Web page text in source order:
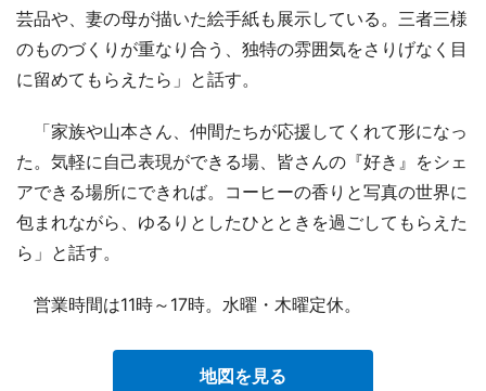
芸品や、妻の母が描いた絵手紙も展示している。三者三様
のものづくりが重なり合う、独特の雰囲気をさりげなく目
に留めてもらえたら」と話す。
「家族や山本さん、仲間たちが応援してくれて形になっ
た。気軽に自己表現ができる場、皆さんの『好き』をシェ
アできる場所にできれば。コーヒーの香りと写真の世界に
包まれながら、ゆるりとしたひとときを過ごしてもらえた
ら」と話す。
営業時間は11時～17時。水曜・木曜定休。
地図を見る